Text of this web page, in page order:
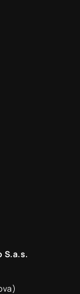
S.a.s.